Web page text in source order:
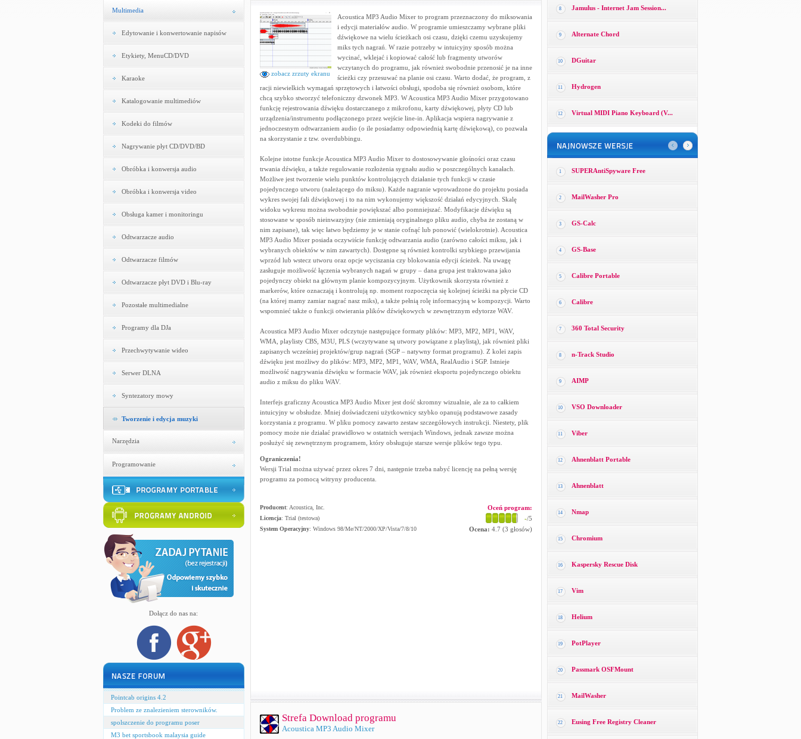
Multimedia
Edytowanie i konwertowanie napisów
Etykiety, MenuCD/DVD
Karaoke
Katalogowanie multimediów
Kodeki do filmów
Nagrywanie płyt CD/DVD/BD
Obróbka i konwersja audio
Obróbka i konwersja video
Obsługa kamer i monitoringu
Odtwarzacze audio
Odtwarzacze filmów
Odtwarzacze płyt DVD i Blu-ray
Pozostałe multimedialne
Programy dla DJa
Przechwytywanie wideo
Serwer DLNA
Syntezatory mowy
Tworzenie i edycja muzyki
Narzędzia
Programowanie
Dołącz do nas na:
Pointcab origins 4.2
Problem ze znalezieniem sterowników.
spolszczenie do programu poser
M3 bet sportsbook malaysia guide
zobacz zrzuty ekranu
Acoustica MP3 Audio Mixer to program przeznaczony do miksowania
i edycji materiałów audio. W programie umieszczamy wybrane pliki
dźwiękowe na wielu ścieżkach osi czasu, dzięki czemu uzyskujemy
miks tych nagrań. W razie potrzeby w intuicyjny sposób można
wycinać, wklejać i kopiować całość lub fragmenty utworów
wczytanych do programu, jak również swobodnie przenosić je na inne
ścieżki czy przesuwać na planie osi czasu. Warto dodać, że program, z
racji niewielkich wymagań sprzętowych i łatwości obsługi, spodoba się również osobom, które
chcą szybko stworzyć telefoniczny dzwonek MP3. W Acoustica MP3 Audio Mixer przygotowano
funkcję rejestrowania dźwięku dostarczanego z mikrofonu, karty dźwiękowej, płyty CD lub
urządzenia/instrumentu podłączonego przez wejście line-in. Aplikacja wspiera nagrywanie z
jednoczesnym odtwarzaniem audio (o ile posiadamy odpowiednią kartę dźwiękową), co pozwala
na skorzystanie z tzw. overdubbingu.
Kolejne istotne funkcje Acoustica MP3 Audio Mixer to dostosowywanie głośności oraz czasu
trwania dźwięku, a także regulowanie rozłożenia sygnału audio w poszczególnych kanałach.
Możliwe jest tworzenie wielu punktów kontrolujących działanie tych funkcji w czasie
pojedynczego utworu (należącego do miksu). Każde nagranie wprowadzone do projektu posiada
wykres swojej fali dźwiękowej i to na nim wykonujemy większość działań edycyjnych. Skalę
widoku wykresu można swobodnie powiększać albo pomniejszać. Modyfikacje dźwięku są
stosowane w sposób nieinwazyjny (nie zmieniają oryginalnego pliku audio, chyba że zostaną w
nim zapisane), tak więc łatwo będziemy je w stanie cofnąć lub ponowić (wielokrotnie). Acoustica
MP3 Audio Mixer posiada oczywiście funkcję odtwarzania audio (zarówno całości miksu, jak i
wybranych obiektów w nim zawartych). Dostępne są również kontrolki szybkiego przewijania
wprzód lub wstecz utworu oraz opcje wyciszania czy blokowania edycji ścieżek. Na uwagę
zasługuje możliwość łączenia wybranych nagań w grupy – dana grupa jest traktowana jako
pojedynczy obiekt na głównym planie kompozycyjnym. Użytkownik skorzysta również z
markerów, które oznaczają i kontrolują np. moment rozpoczęcia się kolejnej ścieżki na płycie CD
(na której mamy zamiar nagrać nasz miks), a także pełnią rolę informacyjną w kompozycji. Warto
wspomnieć także o funkcji otwierania plików dźwiękowych w zewnętrznym edytorze WAV.
Acoustica MP3 Audio Mixer odczytuje następujące formaty plików: MP3, MP2, MP1, WAV,
WMA, playlisty CBS, M3U, PLS (wczytywane są utwory powiązane z playlistą), jak również pliki
zapisanych wcześniej projektów/grup nagrań (SGP – natywny format programu). Z kolei zapis
dźwięku jest możliwy do plików: MP3, MP2, MP1, WAV, WMA, RealAudio i SGP. Istnieje
możliwość nagrywania dźwięku w formacie WAV, jak również eksportu pojedynczego obiektu
audio z miksu do pliku WAV.
Interfejs graficzny Acoustica MP3 Audio Mixer jest dość skromny wizualnie, ale za to całkiem
intuicyjny w obsłudze. Mniej doświadczeni użytkownicy szybko opanują podstawowe zasady
korzystania z programu. W pliku pomocy zawarto zestaw szczegółowych instrukcji. Niestety, plik
pomocy może nie działać prawidłowo w ostatnich wersjach Windows, jednak zawsze można
posłużyć się zewnętrznym programem, który obsługuje starsze wersje plików tego typu.
Ograniczenia!
Wersji Trial można używać przez okres 7 dni, następnie trzeba nabyć licencję na pełną wersję
programu za pomocą witryny producenta.
Producent: Acoustica, Inc.
Licencja: Trial (testowa)
System Operacyjny: Windows 98/Me/NT/2000/XP/Vista/7/8/10
Oceń program:
-/5
Ocena: 4.7 (3 głosów)
Strefa Download programu
Acoustica MP3 Audio Mixer
8 Jamulus - Internet Jam Session...
9 Alternate Chord
10 DGuitar
11 Hydrogen
12 Virtual MIDI Piano Keyboard (V...
1 SUPERAntiSpyware Free
2 MailWasher Pro
3 GS-Calc
4 GS-Base
5 Calibre Portable
6 Calibre
7 360 Total Security
8 n-Track Studio
9 AIMP
10 VSO Downloader
11 Viber
12 Ahnenblatt Portable
13 Ahnenblatt
14 Nmap
15 Chromium
16 Kaspersky Rescue Disk
17 Vim
18 Helium
19 PotPlayer
20 Passmark OSFMount
21 MailWasher
22 Eusing Free Registry Cleaner